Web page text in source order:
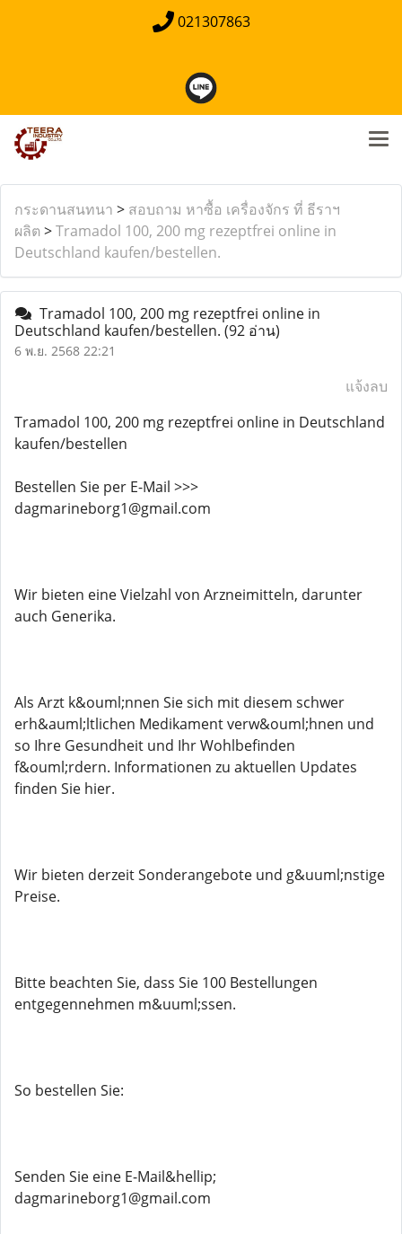
021307863
กระดานสนทนา > สอบถาม หาซื้อ เครื่องจักร ที่ ธีราฯ
ผลิต >Tramadol 100, 200 mg rezeptfrei online in
Deutschland kaufen/bestellen.
Tramadol 100, 200 mg rezeptfrei online in
Deutschland kaufen/bestellen. (92 อ่าน)
6 พ.ย. 2568 22:21
แจ้งลบ
Tramadol 100, 200 mg rezeptfrei online in Deutschland
kaufen/bestellen
Bestellen Sie per E-Mail >>>
dagmarineborg1@gmail.com
Wir bieten eine Vielzahl von Arzneimitteln, darunter
auch Generika.
Als Arzt k&ouml;nnen Sie sich mit diesem schwer
erh&auml;ltlichen Medikament verw&ouml;hnen und
so Ihre Gesundheit und Ihr Wohlbefinden
f&ouml;rdern. Informationen zu aktuellen Updates
finden Sie hier.
Wir bieten derzeit Sonderangebote und g&uuml;nstige
Preise.
Bitte beachten Sie, dass Sie 100 Bestellungen
entgegennehmen m&uuml;ssen.
So bestellen Sie:
Senden Sie eine E-Mail&hellip;
dagmarineborg1@gmail.com